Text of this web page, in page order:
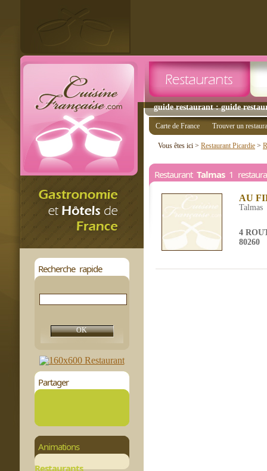
guide restaurant : guide
Recherche rapide
Partager
Animations
Restaurants
Carte de France Trouver un
Vous êtes ici > Restaurant Picardie >
Restaurant Talmas1
AU
Talmas
4
80260